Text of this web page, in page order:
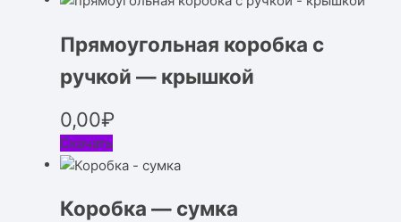
Прямоугольная коробка с
ручкой — крышкой
0,00₽
Скачать
Коробка — сумка